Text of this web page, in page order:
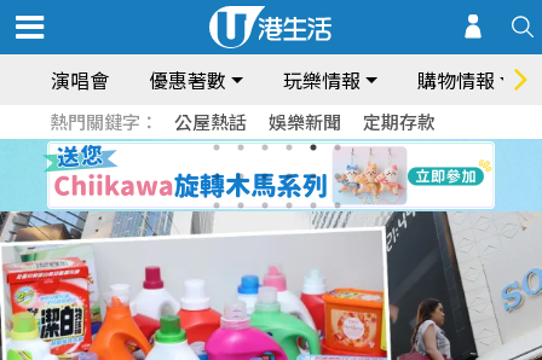
演唱會 優惠著數 玩樂情報 購物情報
熱門關鍵字： 公屋熱話 娛樂新聞 定期存款